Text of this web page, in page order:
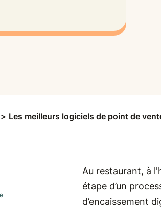
> Les meilleurs logiciels de point de
Au restaurant, à
étape d’un
d’encaissement